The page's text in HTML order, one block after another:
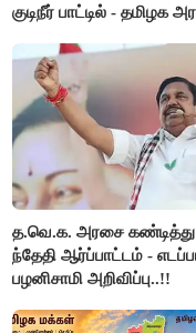
குடிநீர் பாட்டில் - தமிழக
த.வெ.க. அரசை கண்டித்து
ந்தேதி ஆர்ப்பாட்டம் -
பழனிசாமி அறிவிப்பு..!!